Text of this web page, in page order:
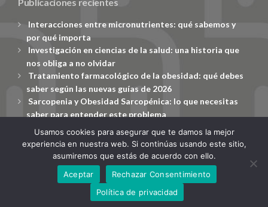
Publicaciones recientes
Interacciones entre micronutrientes: qué sabemos y
por qué importa
Investigación en ciencias de la salud: una historia que
nos obliga a no olvidar
Tratamiento farmacológico de la obesidad: qué debes
saber según las nuevas guías de 2026
Sarcopenia y Obesidad Sarcopénica: lo que necesitas
saber para entender este problema
¡Es evidente!
AVISO LEGAL POLÍTICA DE PRIVACIDAD
COPYRIGHT © 2019 DIETHAS - DESARROLLADA PORDIETHAS
Usamos cookies para asegurar que te damos la mejor
experiencia en nuestra web. Si continúas usando este sitio,
asumiremos que estás de acuerdo con ello.
Aceptar
Rechazar Consentimiento
Política de privacidad